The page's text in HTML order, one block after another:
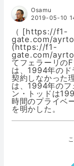
Osamu
2019-05-10
（ [https://f1-
gate.com/
(https://f1-
gate.com/
てフェラーリの
は、1994年のド
契約しなかった
は、1994年のフ
ン・トッドは
時間のプライベ
を明かした。